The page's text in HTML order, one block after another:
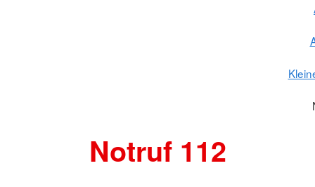
Notruf 112